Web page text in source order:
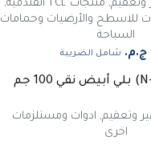
وتعقيم, منتجات TCL الفندقية
,
للاسطح والأرضيات وحمامات
السباحة
شامل الضريبة
وتعقيم, ادوات ومستلزمات
اخرى